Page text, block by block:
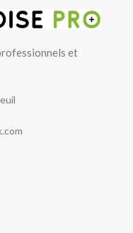
et